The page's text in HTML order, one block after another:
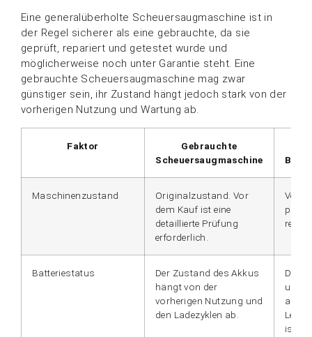
Eine generalüberholte Scheuersaugmaschine ist in
der Regel sicherer als eine gebrauchte, da sie
geprüft, repariert und getestet wurde und
möglicherweise noch unter Garantie steht. Eine
gebrauchte Scheuersaugmaschine mag zwar
günstiger sein, ihr Zustand hängt jedoch stark von der
vorherigen Nutzung und Wartung ab.
Faktor
Gebrauchte
Scheuersaugmaschine
Maschinenzustand
Originalzustand. Vor
dem Kauf ist eine
detaillierte Prüfung
erforderlich.
Vor
Batteriestatus
Der Zustand des Akkus
hängt von der
vorherigen Nutzung und
den Ladezyklen ab.
Die
und
ist.